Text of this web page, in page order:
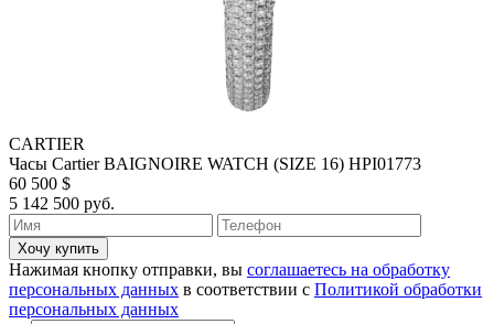
CARTIER
Часы Cartier BAIGNOIRE WATCH (SIZE 16) HPI01773
60 500 $
5 142 500 руб.
Хочу купить
Нажимая кнопку отправки, вы соглашаетесь на обработку
персональных данных в соответствии с Политикой обработки
персональных данных